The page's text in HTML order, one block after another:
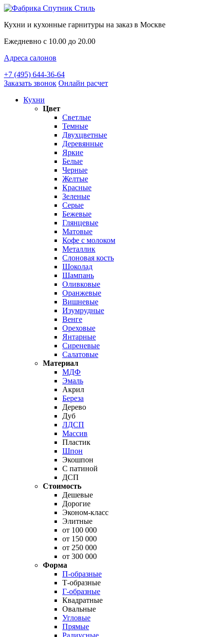
Кухни и кухонные гарнитуры на заказ в Москве
Ежедневно с 10.00 до 20.00
Адреса салонов
+7 (495) 644-36-64
Заказать звонок Онлайн расчет
Кухни
Цвет
Светлые
Темные
Двухцветные
Деревянные
Яркие
Белые
Черные
Желтые
Красные
Зеленые
Серые
Бежевые
Глянцевые
Матовые
Кофе с молоком
Металлик
Слоновая кость
Шоколад
Шампань
Оливковые
Оранжевые
Вишневые
Изумрудные
Венге
Ореховые
Янтарные
Сиреневые
Салатовые
Материал
МДФ
Эмаль
Акрил
Береза
Дерево
Дуб
ЛДСП
Массив
Пластик
Шпон
Экошпон
С патиной
ДСП
Стоимость
Дешевые
Дорогие
Эконом-класс
Элитные
от 100 000
от 150 000
от 250 000
от 300 000
Форма
П-образные
Т-образные
Г-образные
Квадратные
Овальные
Угловые
Прямые
Радиусные